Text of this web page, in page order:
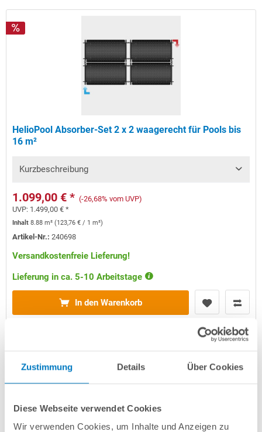
Zustimmung Details Über Cookies
Diese Webseite verwendet Cookies
Wir verwenden Cookies, um Inhalte und Anzeigen zu
HelioPool Absorber-Set 2 x 2 waagerecht für Pools bis
16 m²
Kurzbeschreibung
1.099,00 € * (-26,68% vom UVP)
UVP: 1.499,00 € *
Inhalt8.88 m²(123,76 € / 1 m²)
Artikel-Nr.:240698
Versandkostenfreie Lieferung!
Lieferung in ca. 5-10 Arbeitstage
In den Warenkorb